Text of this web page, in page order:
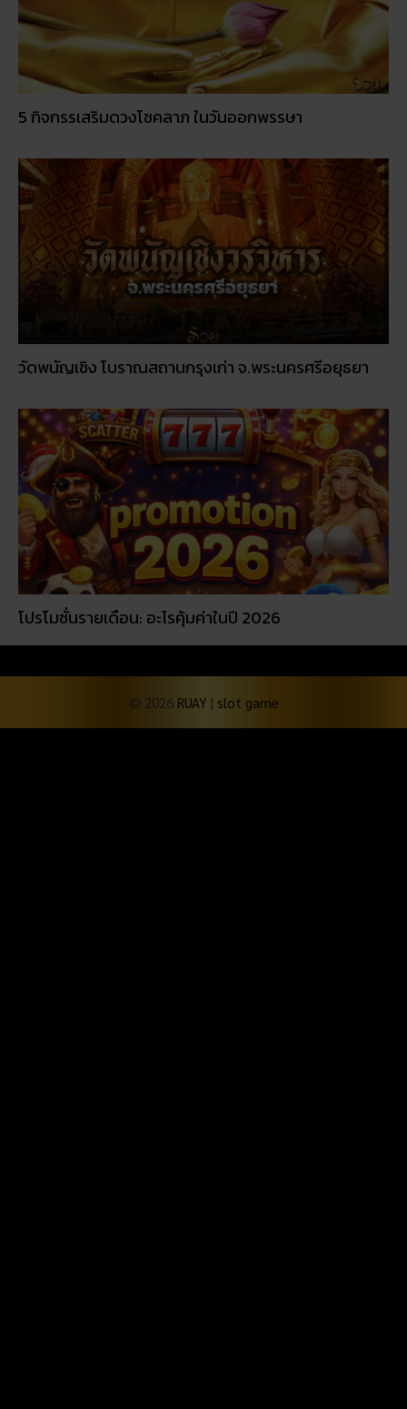
วัดพนัญเชิง โบราณสถานกรุงเก่า จ.พระนครศรีอยุธยา
โปรโมชั่นรายเดือน: อะไรคุ้มค่าในปี 2026
© 2026RUAY|slot game